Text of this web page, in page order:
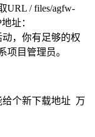
URL / files/agfw-
址：
动，你有足够的权
项目管理员。
个新下载地址 万